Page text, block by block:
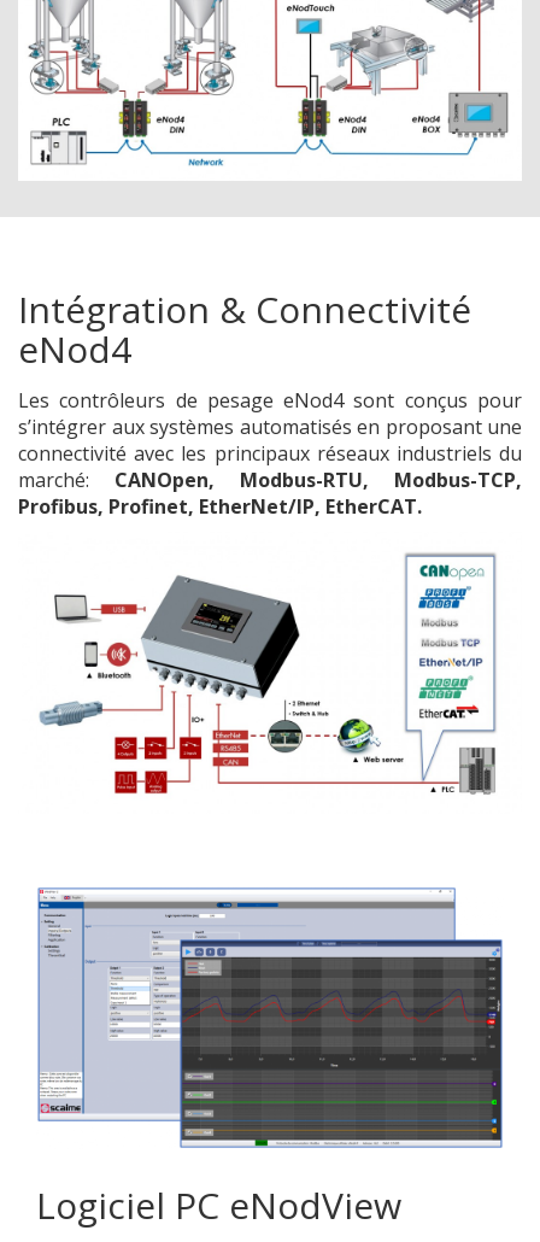
Intégration & Connectivité
eNod4
Les contrôleurs de pesage eNod4 sont conçus pour
s’intégrer aux systèmes automatisés en proposant une
connectivité avec les principaux réseaux industriels du
marché: CANOpen, Modbus-RTU, Modbus-TCP,
Profibus, Profinet, EtherNet/IP, EtherCAT.
Logiciel PC eNodView